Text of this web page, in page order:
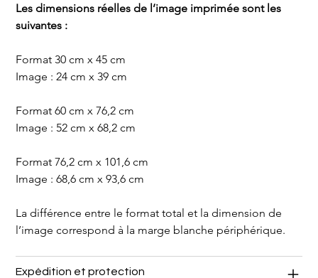
Les dimensions réelles de l’image imprimée sont les
suivantes :
Format 30 cm x 45 cm
Image : 24 cm x 39 cm
Format 60 cm x 76,2 cm
Image : 52 cm x 68,2 cm
Format 76,2 cm x 101,6 cm
Image : 68,6 cm x 93,6 cm
La différence entre le format total et la dimension de
l’image correspond à la marge blanche périphérique.
Expédition et protection